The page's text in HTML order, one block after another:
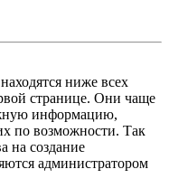
ниже всех
странице. Они чаще
информацию,
по возможности. Так
на создание
администратором